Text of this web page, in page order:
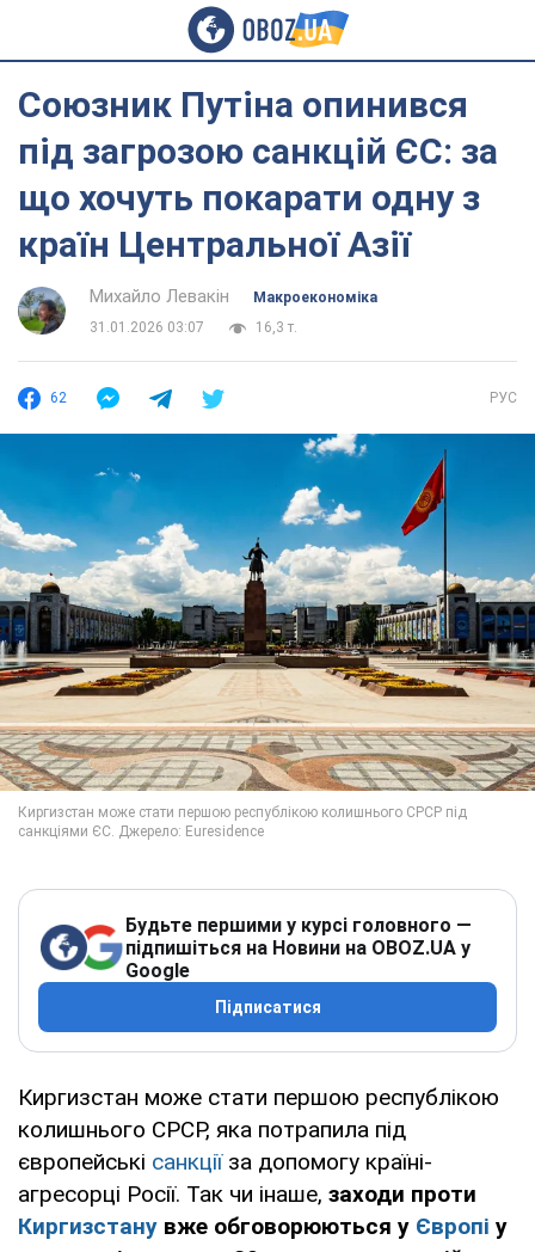
Союзник Путіна опинився
під загрозою санкцій ЄС: за
що хочуть покарати одну з
країн Центральної Азії
Михайло Левакін
Mакроекономіка
31.01.2026 03:07
16,3 т.
62 РУС
Будьте першими у курсі головного —
підпишіться на Новини на OBOZ.UA у
Google
Підписатися
Киргизстан може стати першою республікою
колишнього СРСР, яка потрапила під
європейські санкціїза допомогу країні-
агресорці Росії. Так чи інаше, заходи проти
Киргизстану вже обговорюються у Європі у